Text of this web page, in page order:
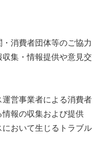
消費者団体等のご協⼒
集・情報提供や意⾒交
運営事業者による消費者
報の収集および提供
において⽣じるトラブル